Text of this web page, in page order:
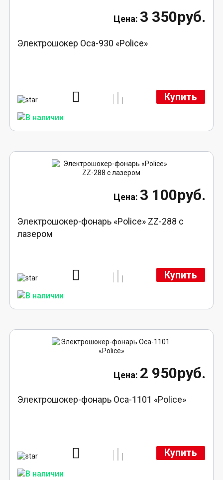
3 350руб.
Электрошокер Оса-930 «Police»
Купить
3 100руб.
Электрошокер-фонарь «Police» ZZ-288 с
лазером
Купить
2 950руб.
Электрошокер-фонарь Оса-1101 «Police»
Купить